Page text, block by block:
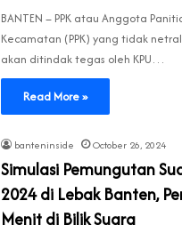
BANTEN – PPK atau Anggota
Kecamatan (PPK) yang tidak
akan ditindak tegas oleh KPU…
Read More »
banteninside October 26, 2024
Simulasi Pemungutan
2024 di Lebak Banten,
Menit di Bilik Suara